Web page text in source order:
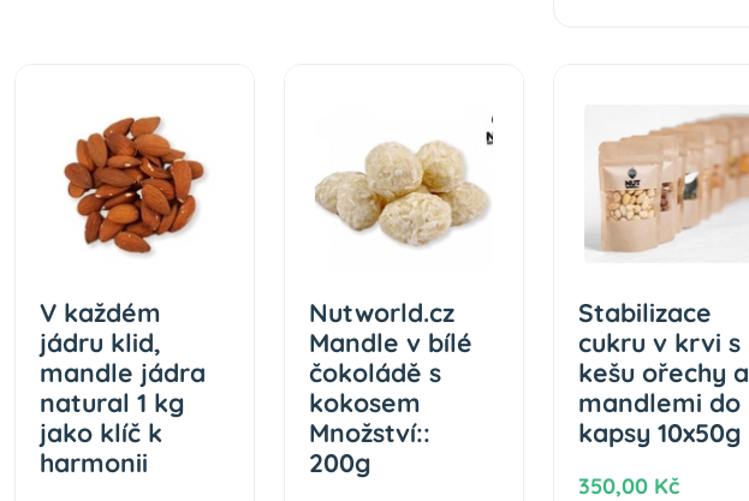
V každém
jádru klid,
mandle jádra
natural 1 kg
jako klíč k
harmonii
Nutworld.cz
Mandle v bílé
čokoládě s
kokosem
Množství::
200g
Stabilizace
cukru v krvi s
kešu ořechy a
mandlemi do
kapsy 10x50g
350,00 Kč